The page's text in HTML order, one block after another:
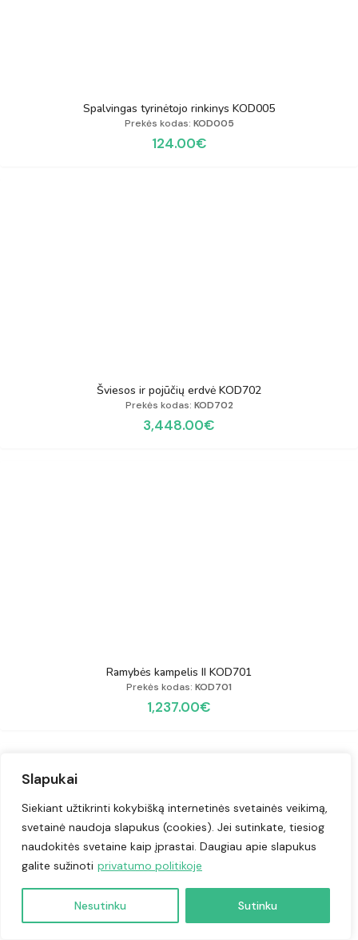
Slapukai
Siekiant užtikrinti kokybišką internetinės svetainės veikimą,
svetainė naudoja slapukus (cookies). Jei sutinkate, tiesiog
naudokitės svetaine kaip įprastai. Daugiau apie slapukus
galite sužinoti privatumo politikoje
Nesutinku Sutinku
Spalvingas tyrinėtojo rinkinys KOD005
Prekės kodas: KOD005
124.00€
Šviesos ir pojūčių erdvė KOD702
Prekės kodas: KOD702
3,448.00€
Ramybės kampelis II KOD701
Prekės kodas: KOD701
1,237.00€